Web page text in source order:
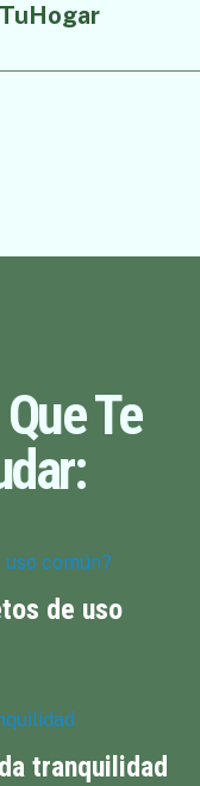
Te
de uso
tranquilidad